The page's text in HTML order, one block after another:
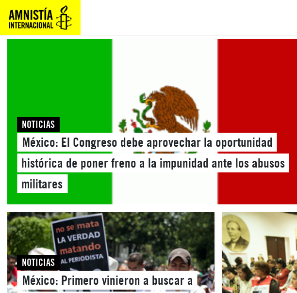
NOTICIAS
México: El Congreso debe aprovechar la oportunidad
histórica de poner freno a la impunidad ante los abusos
militares
NOTICIAS
México: Primero vinieron a buscar a